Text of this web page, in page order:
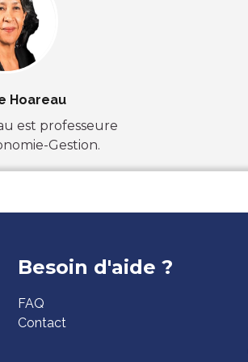
Hoareau
est professeure
Gestion.
Besoin d'aide ?
FAQ
Contact